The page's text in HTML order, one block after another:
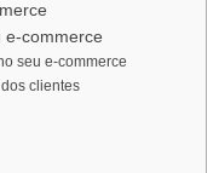
e-commerce
seu e-commerce
clientes